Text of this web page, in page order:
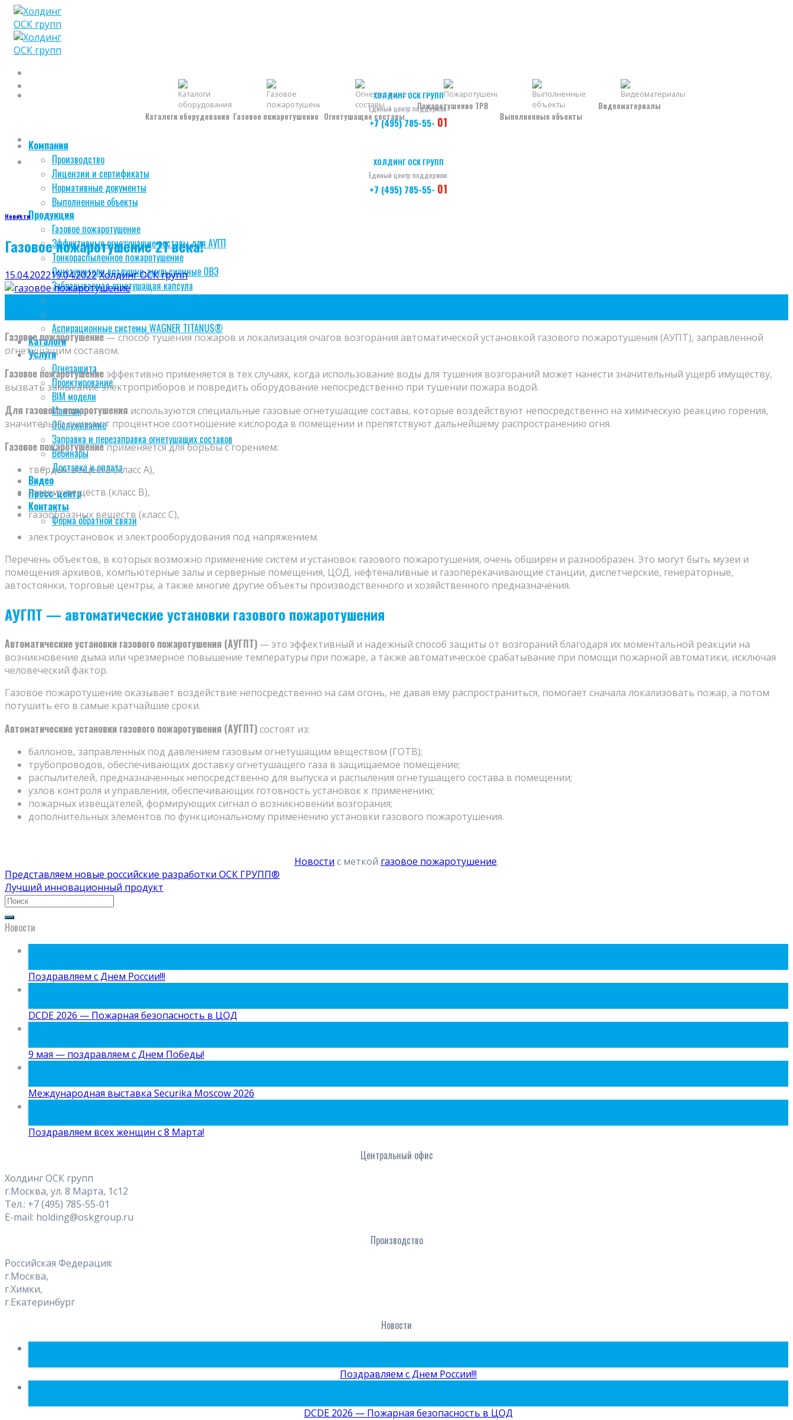
Skip
content
ХОЛДИНГ ОСК ГРУПП
Единый центр поддержки:
+7 (495) 785-55- 01
Компания
Производство
Лицензии и сертификаты
Нормативные документы
Выполненные объекты
Продукция
Газовое пожаротушение
Эффективные огнетушащие составы для АУГП
Тонкораспыленное пожаротушение
Огнетушители воздушно-эмульсионные ОВЭ
Забрасываемая огнетушащая капсула
Аспирационные системы WAGNER TITANUS®
Каталоги
Услуги
Огнезащита
Проектирование
BIM модели
Монтаж
Обслуживание
Заправка и перезаправка огнетушащих составов
Вебинары
Доставка и оплата
Видео
Пресс-центр
Контакты
Форма обратной связи
Каталоги оборудования Газовое пожаротушение Огнетушащие составы
Пожаротушение ТРВ
Выполненные объекты
Видеоматериалы
ХОЛДИНГ ОСК ГРУПП
Единый центр поддержки:
+7 (495) 785-55- 01
Новости
Газовое пожаротушение 21 века!
15.04.202219.04.2022Холдинг ОСК групп
Газовое пожаротушение— способ тушения пожаров и локализация очагов возгорания автоматической установкой газового пожаротушения (АУПТ), заправленной
огнетушащим составом.
Газовое пожаротушение эффективно применяется в тех случаях, когда использование воды для тушения возгораний может нанести значительный ущерб имуществу,
вызвать замыкание электроприборов и повредить оборудование непосредственно при тушении пожара водой.
Для газового пожаротушения используются специальные газовые огнетушащие составы, которые воздействуют непосредственно на химическую реакцию горения,
значительно снижают процентное соотношение кислорода в помещении и препятствуют дальнейшему распространению огня.
Газовое пожаротушениеприменяется для борьбы с горением:
твердых веществ (класс А),
жидких веществ (класс В),
газообразных веществ (класс С),
электроустановок и электрооборудования под напряжением.
Перечень объектов, в которых возможно применение систем и установок газового пожаротушения, очень обширен и разнообразен. Это могут быть музеи и
помещения архивов, компьютерные залы и серверные помещения, ЦОД, нефтеналивные и газоперекачивающие станции, диспетчерские, генераторные,
автостоянки, торговые центры, а также многие другие объекты производственного и хозяйственного предназначения.
АУГПТ — автоматические установки газового пожаротушения
Автоматические установки газового пожаротушения (АУГПТ) — это эффективный и надежный способ защиты от возгораний благодаря их моментальной реакции на
возникновение дыма или чрезмерное повышение температуры при пожаре, а также автоматическое срабатывание при помощи пожарной автоматики, исключая
человеческий фактор.
Газовое пожаротушение оказывает воздействие непосредственно на сам огонь, не давая ему распространиться, помогает сначала локализовать пожар, а потом
потушить его в самые кратчайшие сроки.
Автоматические установки газового пожаротушения (АУГПТ)состоят из:
баллонов, заправленных под давлением газовым огнетушащим веществом (ГОТВ);
трубопроводов, обеспечивающих доставку огнетушащего газа в защищаемое помещение;
распылителей, предназначенных непосредственно для выпуска и распыления огнетушащего состава в помещении;
узлов контроля и управления, обеспечивающих готовность установок к применению;
пожарных извещателей, формирующих сигнал о возникновении возгорания;
дополнительных элементов по функциональному применению установки газового пожаротушения.
Новости с меткой газовое пожаротушение.
Представляем новые российские разработки ОСК ГРУПП®
Лучший инновационный продукт
Новости
Поздравляем с Днем России!!!
DCDE 2026 — Пожарная безопасность в ЦОД
9 мая — поздравляем с Днем Победы!
Международная выставка Securika Moscow 2026
Поздравляем всех женщин с 8 Марта!
Центральный офис
Холдинг ОСК групп
г.Москва, ул. 8 Марта, 1с12
Тел.: +7 (495) 785-55-01
E-mail: holding@oskgroup.ru
Производство
Российская Федерация:
г.Москва,
г.Химки,
г.Екатеринбург
Новости
Поздравляем с Днем России!!!
DCDE 2026 — Пожарная безопасность в ЦОД